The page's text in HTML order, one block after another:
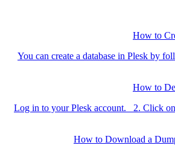
How to
You can create a database in Plesk by
How to
1. Log in to your Plesk account. 2. Click
How to Download a